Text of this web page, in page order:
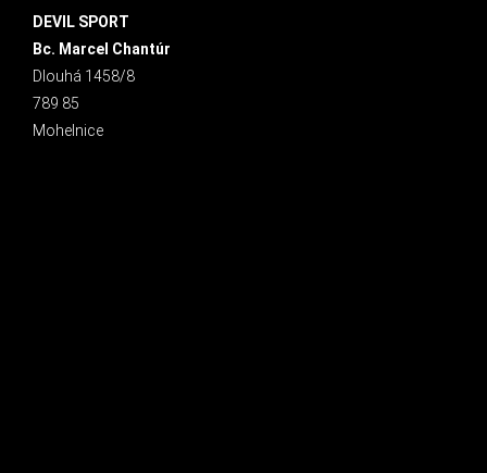
DEVIL SPORT
Bc. Marcel Chantúr
Dlouhá 1458/8
789 85
Mohelnice